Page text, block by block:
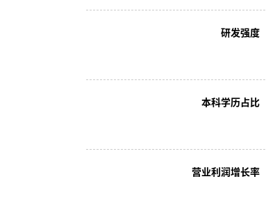
研发强度
本科学历占比
营业利润增长率